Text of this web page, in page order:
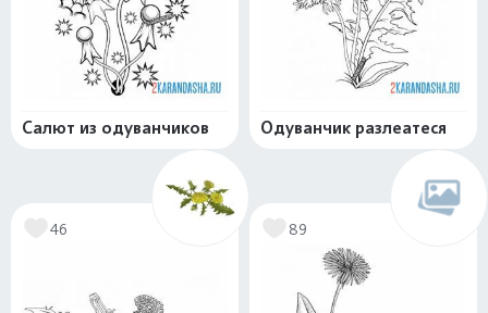
Салют из одуванчиков Одуванчик разлеатеся
46 89